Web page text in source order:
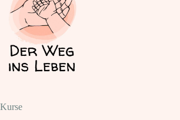
Kurse